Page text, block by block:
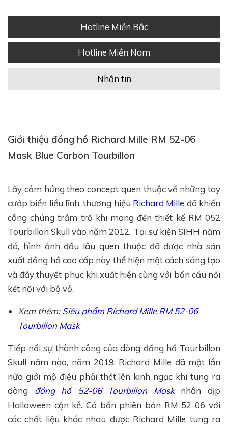
Hotline Miền Bắc
Hotline Miền Nam
Nhắn tin
Giới thiệu đồng hồ Richard Mille RM 52-06
Mask Blue Carbon Tourbillon
Lấy cảm hứng theo concept quen thuộc về những tay
cướp biển liều lĩnh, thương hiệu Richard Mille đã khiến
công chúng trầm trồ khi mang đến thiết kế RM 052
Tourbillon Skull vào năm 2012. Tại sự kiện SIHH năm
đó, hình ảnh đầu lâu quen thuộc đã được nhà sản
xuất đồng hồ cao cấp này thể hiện một cách sáng tạo
và đầy thuyết phục khi xuất hiện cùng với bốn cầu nối
kết nối với bộ vỏ.
Xem thêm:Siêu phẩm Richard Mille RM 52-06
Tourbillon Mask
Tiếp nối sự thành công của dòng đồng hồ Tourbillon
Skull năm nào, năm 2019, Richard Mille đã một lần
nữa giới mộ điệu phải thét lên kinh ngạc khi tung ra
dòng đồng hồ 52-06 Tourbillon Masknhân dịp
Halloween cận kề. Có bốn phiên bản RM 52-06 với
các chất liệu khác nhau được Richard Mille tung ra